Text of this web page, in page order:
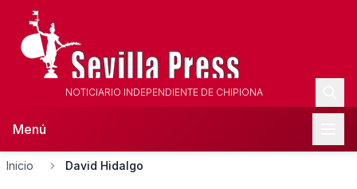
NOTICIARIO INDEPENDIENTE DE CHIPIONA
Menú
Inicio David Hidalgo